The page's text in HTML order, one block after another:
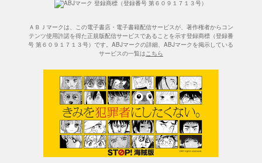
ＡＢＪマークは、この電子書店・電子書籍配信サービスが、著作権者からコン
テンツ使用許諾を得た正規版配信サービスであることを示す登録商標（登録番
号 第６０９１７１３号）です。ABJマークの詳細、ABJマークを掲示している
サービスの一覧はこちら